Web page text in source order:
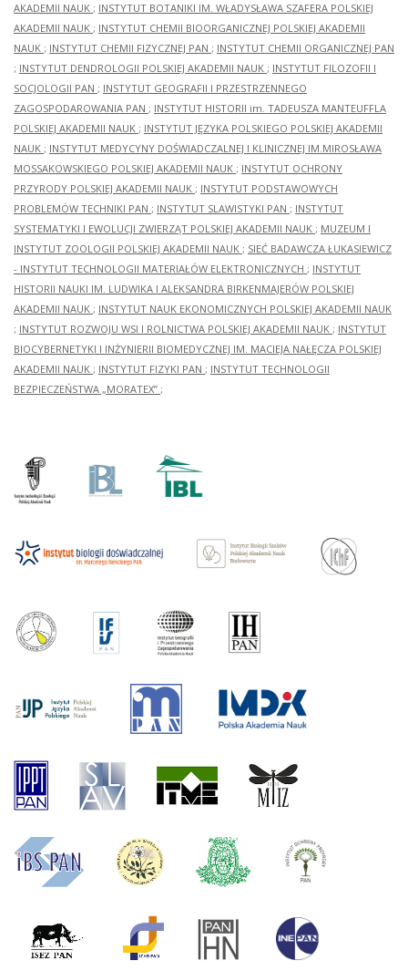
AKADEMII NAUK ; INSTYTUT BOTANIKI IM. WŁADYSŁAWA SZAFERA POLSKIEJ
AKADEMII NAUK ; INSTYTUT CHEMII BIOORGANICZNEJ POLSKIEJ AKADEMII
NAUK ; INSTYTUT CHEMII FIZYCZNEJ PAN ; INSTYTUT CHEMII ORGANICZNEJ PAN
; INSTYTUT DENDROLOGII POLSKIEJ AKADEMII NAUK ; INSTYTUT FILOZOFII I
SOCJOLOGII PAN ; INSTYTUT GEOGRAFII I PRZESTRZENNEGO
ZAGOSPODAROWANIA PAN ; INSTYTUT HISTORII im. TADEUSZA MANTEUFFLA
POLSKIEJ AKADEMII NAUK ; INSTYTUT JĘZYKA POLSKIEGO POLSKIEJ AKADEMII
NAUK ; INSTYTUT MEDYCYNY DOŚWIADCZALNEJ I KLINICZNEJ IM.MIROSŁAWA
MOSSAKOWSKIEGO POLSKIEJ AKADEMII NAUK ; INSTYTUT OCHRONY
PRZYRODY POLSKIEJ AKADEMII NAUK ; INSTYTUT PODSTAWOWYCH
PROBLEMÓW TECHNIKI PAN ; INSTYTUT SLAWISTYKI PAN ; INSTYTUT
SYSTEMATYKI I EWOLUCJI ZWIERZĄT POLSKIEJ AKADEMII NAUK ; MUZEUM I
INSTYTUT ZOOLOGII POLSKIEJ AKADEMII NAUK ; SIEĆ BADAWCZA ŁUKASIEWICZ
- INSTYTUT TECHNOLOGII MATERIAŁÓW ELEKTRONICZNYCH ; INSTYTUT
HISTORII NAUKI IM. LUDWIKA I ALEKSANDRA BIRKENMAJERÓW POLSKIEJ
AKADEMII NAUK ; INSTYTUT NAUK EKONOMICZNYCH POLSKIEJ AKADEMII NAUK
; INSTYTUT ROZWOJU WSI I ROLNICTWA POLSKIEJ AKADEMII NAUK ; INSTYTUT
BIOCYBERNETYKI I INŻYNIERII BIOMEDYCZNEJ IM. MACIEJA NAŁĘCZA POLSKIEJ
AKADEMII NAUK ; INSTYTUT FIZYKI PAN ; INSTYTUT TECHNOLOGII
BEZPIECZEŃSTWA „MORATEX” ;